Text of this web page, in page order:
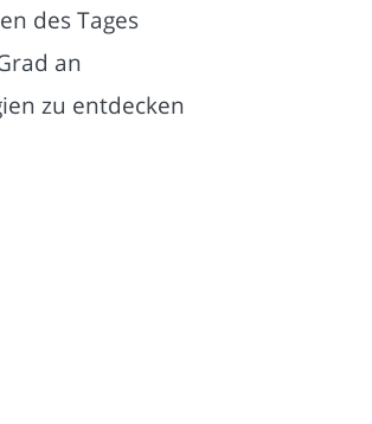
des Tages
an
zu entdecken